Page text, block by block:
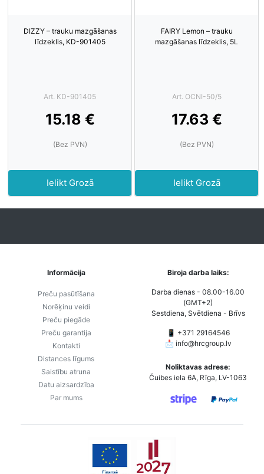
DIZZY – trauku mazgāšanas
līdzeklis, KD-901405
Art. KD-901405
15.18 €
(Bez PVN)
Ielikt Grozā
FAIRY Lemon – trauku
mazgāšanas līdzeklis, 5L
Art. OCNI-50/5
17.63 €
(Bez PVN)
Ielikt Grozā
Informācija
Preču pasūtīšana
Norēķinu veidi
Preču piegāde
Preču garantija
Kontakti
Distances līgums
Saistību atruna
Datu aizsardzība
Par mums
Biroja darba laiks:
Darba dienas - 08.00-16.00
(GMT+2)
Sestdiena, Svētdiena - Brīvs
📱 +371 29164546
📩 info@hrcgroup.lv
Noliktavas adrese:
Čuibes iela 6A, Rīga, LV-1063